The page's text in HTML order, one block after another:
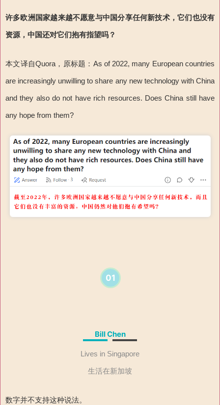
许多欧洲国家越来越不愿意与中国分享任何新技术，它们也没有
资源，中国还对它们抱有指望吗？
本文译自Quora，原标题：As of 2022, many European countries
are increasingly unwilling to share any new technology with China
and they also do not have rich resources. Does China still have
any hope from them?
01
Bill Chen
Lives in Singapore
生活在新加坡
数字并不支持这种说法。